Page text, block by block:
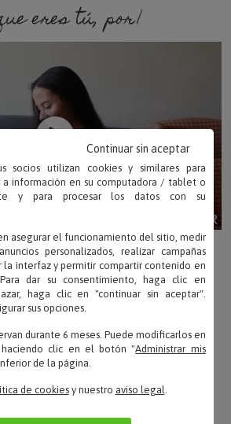
eres tú, porque soy
socios utilizan cookies y similares para
a información en su computadora / tablet o
y para procesar los datos con su
asegurar el funcionamiento del sitio, medir
personalizados, realizar campañas
la interfaz y permitir compartir contenido en
dar su consentimiento, haga clic en
haga clic en "continuar sin aceptar".
sus opciones.
durante 6 meses. Puede modificarlos en
haciendo clic en el botón "Administrar mis
de la página.
de cookiesy nuestro aviso legal.
Continuar sin aceptar